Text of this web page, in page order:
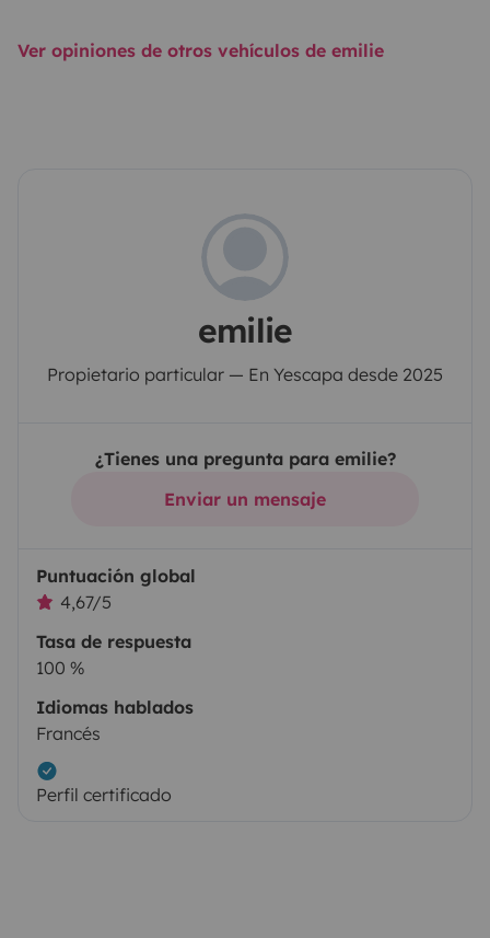
Ver opiniones de otros vehículos de emilie
emilie
Propietario particular — En Yescapa desde 2025
¿Tienes una pregunta para emilie?
Enviar un mensaje
Puntuación global
4,67/5
Tasa de respuesta
100 %
Idiomas hablados
Francés
Perfil certificado